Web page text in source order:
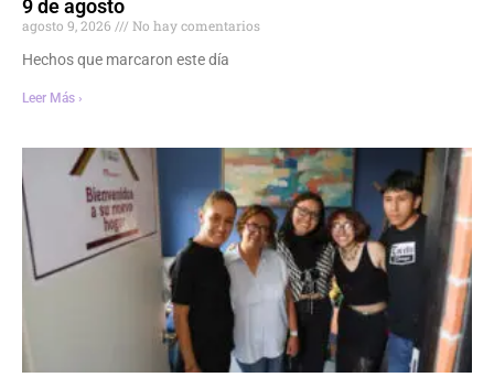
9 de agosto
agosto 9, 2026
No hay comentarios
Hechos que marcaron este día
Leer Más ›